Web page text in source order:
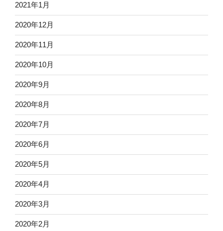
2021年1月
2020年12月
2020年11月
2020年10月
2020年9月
2020年8月
2020年7月
2020年6月
2020年5月
2020年4月
2020年3月
2020年2月